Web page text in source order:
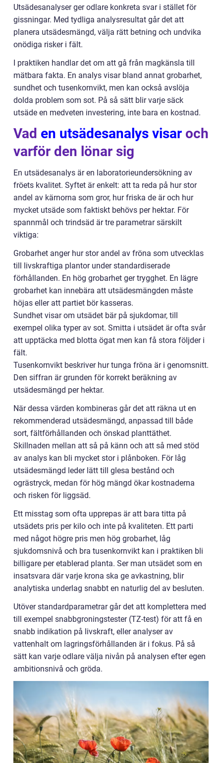
Utsädesanalyser ger odlare konkreta svar i stället för
gissningar. Med tydliga analysresultat går det att
planera utsädesmängd, välja rätt betning och undvika
onödiga risker i fält.
I praktiken handlar det om att gå från magkänsla till
mätbara fakta. En analys visar bland annat grobarhet,
sundhet och tusenkornvikt, men kan också avslöja
dolda problem som sot. På så sätt blir varje säck
utsäde en medveten investering, inte bara en kostnad.
Vad en utsädesanalys visar och
varför den lönar sig
En utsädesanalys är en laboratorieundersökning av
fröets kvalitet. Syftet är enkelt: att ta reda på hur stor
andel av kärnorna som gror, hur friska de är och hur
mycket utsäde som faktiskt behövs per hektar. För
spannmål och trindsäd är tre parametrar särskilt
viktiga:
Grobarhet anger hur stor andel av fröna som utvecklas
till livskraftiga plantor under standardiserade
förhållanden. En hög grobarhet ger trygghet. En lägre
grobarhet kan innebära att utsädesmängden måste
höjas eller att partiet bör kasseras.
Sundhet visar om utsädet bär på sjukdomar, till
exempel olika typer av sot. Smitta i utsädet är ofta svår
att upptäcka med blotta ögat men kan få stora följder i
fält.
Tusenkornvikt beskriver hur tunga fröna är i genomsnitt.
Den siffran är grunden för korrekt beräkning av
utsädesmängd per hektar.
När dessa värden kombineras går det att räkna ut en
rekommenderad utsädesmängd, anpassad till både
sort, fältförhållanden och önskad planttäthet.
Skillnaden mellan att så på känn och att så med stöd
av analys kan bli mycket stor i plånboken. För låg
utsädesmängd leder lätt till glesa bestånd och
ogrästryck, medan för hög mängd ökar kostnaderna
och risken för liggsäd.
Ett misstag som ofta upprepas är att bara titta på
utsädets pris per kilo och inte på kvaliteten. Ett parti
med något högre pris men hög grobarhet, låg
sjukdomsnivå och bra tusenkornvikt kan i praktiken bli
billigare per etablerad planta. Ser man utsädet som en
insatsvara där varje krona ska ge avkastning, blir
analytiska underlag snabbt en naturlig del av besluten.
Utöver standardparametrar går det att komplettera med
till exempel snabbgroningstester (TZ-test) för att få en
snabb indikation på livskraft, eller analyser av
vattenhalt om lagringsförhållanden är i fokus. På så
sätt kan varje odlare välja nivån på analysen efter egen
ambitionsnivå och gröda.